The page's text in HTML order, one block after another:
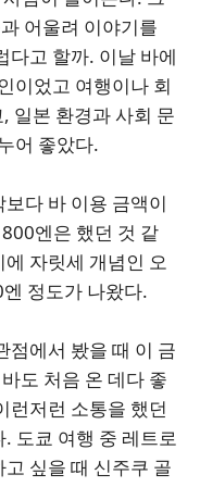
어울려 이야기를
다고 할까. 이날 바에
이었고 여행이나 회
일본 환경과 사회 문
어 좋았다.
다 바 이용 금액이
엔은 했던 것 같
자릿세 개념인 오
정도가 나왔다.
점에서 봤을 때 이 금
도 처음 온 데다 좋
런저런 소통을 했던
도쿄 여행 중 레트로
싶을 때 신주쿠 골